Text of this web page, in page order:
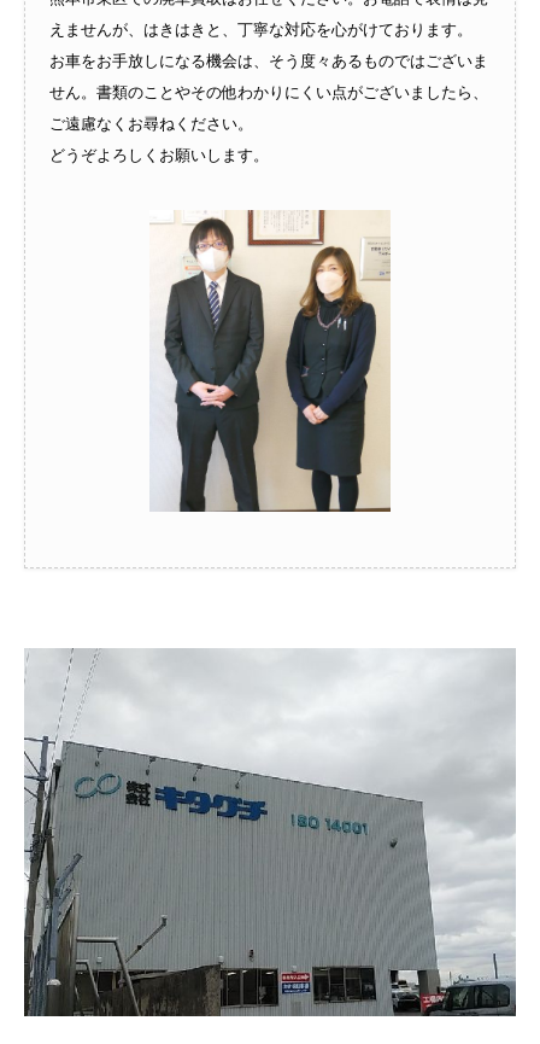
えませんが、はきはきと、丁寧な対応を心がけております。
お車をお手放しになる機会は、そう度々あるものではございま
せん。書類のことやその他わかりにくい点がございましたら、
ご遠慮なくお尋ねください。
どうぞよろしくお願いします。